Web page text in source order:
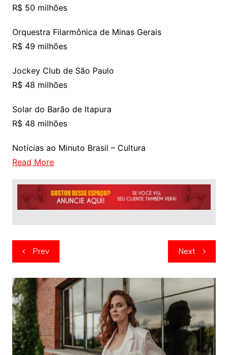
R$ 50 milhões
Orquestra Filarmônica de Minas Gerais
R$ 49 milhões
Jockey Club de São Paulo
R$ 48 milhões
Solar do Barão de Itapura
R$ 48 milhões
Notícias ao Minuto Brasil – Cultura
Read More
Navegação
de
artigos
Prev Next